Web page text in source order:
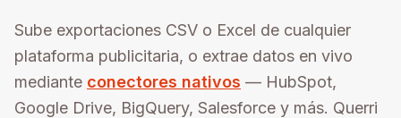
Sube exportaciones CSV o Excel de cualquier
plataforma publicitaria, o extrae datos en vivo
mediante conectores nativos — HubSpot,
Google Drive, BigQuery, Salesforce y más. Querri